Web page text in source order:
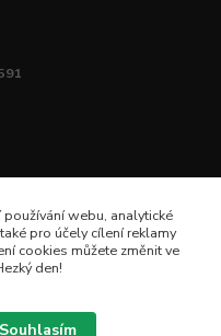
webu, analytické
pro účely cílení reklamy
cookies můžete změnit ve
den!
Souhlasím